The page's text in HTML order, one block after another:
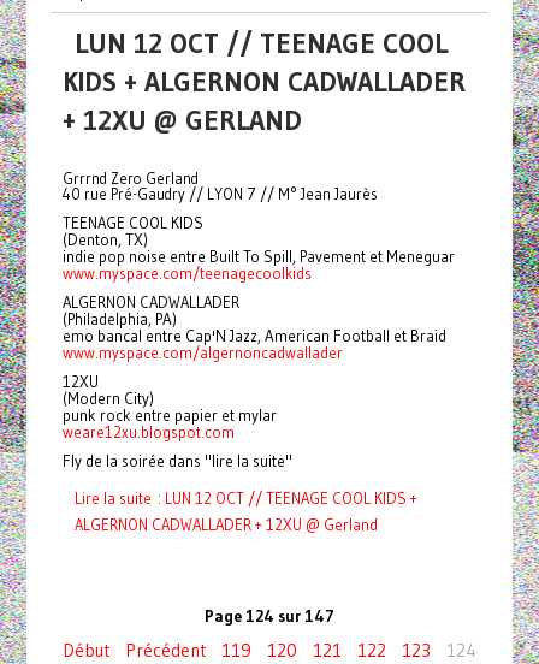
LUN 12 OCT // TEENAGE COOL
KIDS + ALGERNON CADWALLADER
+ 12XU @ GERLAND
Grrrnd Zero Gerland
40 rue Pré-Gaudry // LYON 7 // M° Jean Jaurès
TEENAGE COOL KIDS
(Denton, TX)
indie pop noise entre Built To Spill, Pavement et Meneguar
www.myspace.com/teenagecoolkids
ALGERNON CADWALLADER
(Philadelphia, PA)
emo bancal entre Cap'N Jazz, American Football et Braid
www.myspace.com/algernoncadwallader
12XU
(Modern City)
punk rock entre papier et mylar
weare12xu.blogspot.com
Fly de la soirée dans "lire la suite"
Lire la suite : LUN 12 OCT // TEENAGE COOL KIDS +
ALGERNON CADWALLADER + 12XU @ Gerland
Page 124 sur 147
Début Précédent 119 120 121 122 123
124